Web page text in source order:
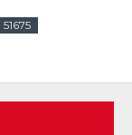
51675